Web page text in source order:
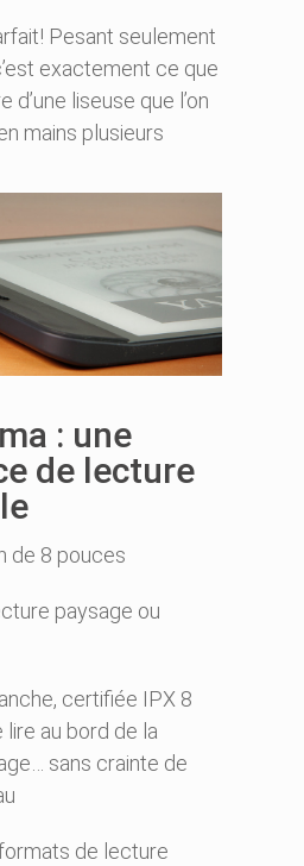
Pesant seulement
exactement ce que
d’une liseuse que l’on
mains plusieurs
: une
de lecture
de 8 pouces
paysage ou
certifiée IPX 8
au bord de la
sans crainte de
de lecture